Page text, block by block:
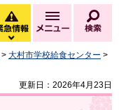
緊急情報
緊急情報を開く
メニュー
> 大村市学校給食センター >
更新日：2026年4月23日